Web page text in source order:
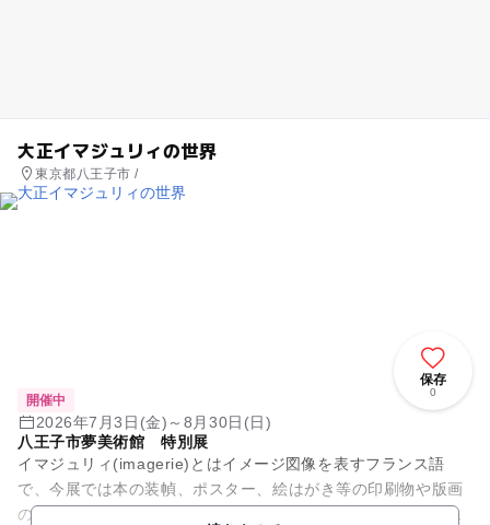
大正イマジュリィの世界
東京都八王子市 /
保存
0
開催中
2026年7月3日(金)～8月30日(日)
八王子市夢美術館 特別展
イマジュリィ(imagerie)とはイメージ図像を表すフランス語
で、今展では本の装幀、ポスター、絵はがき等の印刷物や版画
の総称として用いている。印刷技術や出版文化が発展した明治